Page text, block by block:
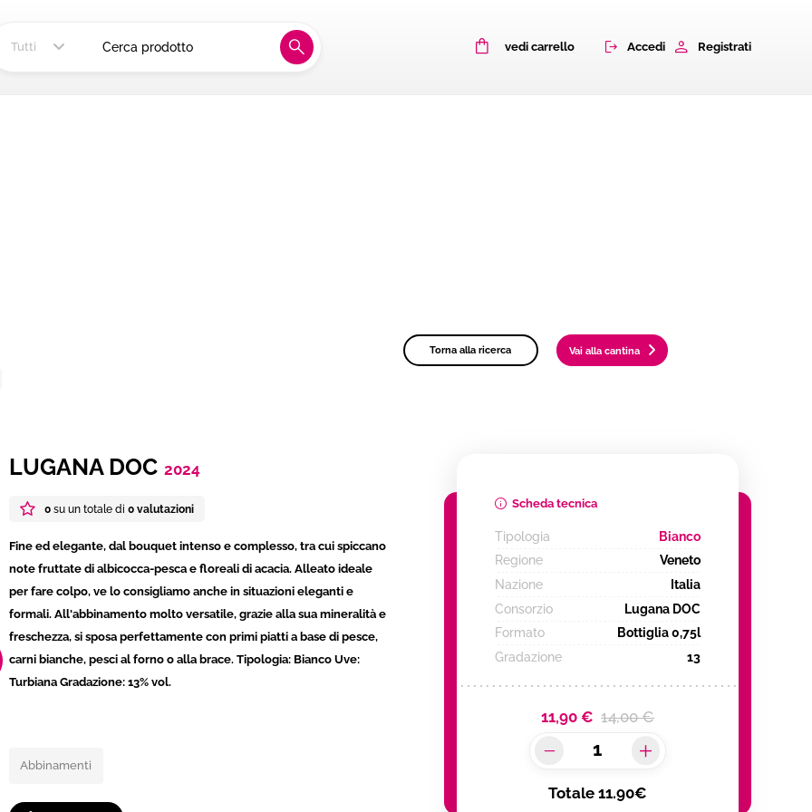
alla tua tavola
Tutti vedi carrello Accedi Registrati
Torna alla ricerca Vai alla cantina
LUGANA DOC 2024
0su un totale di 0 valutazioni
Fine ed elegante, dal bouquet intenso e complesso, tra cui spiccano
note fruttate di albicocca-pesca e floreali di acacia. Alleato ideale
per fare colpo, ve lo consigliamo anche in situazioni eleganti e
formali. All'abbinamento molto versatile, grazie alla sua mineralità e
freschezza, si sposa perfettamente con primi piatti a base di pesce,
carni bianche, pesci al forno o alla brace. Tipologia: Bianco Uve:
Turbiana Gradazione: 13% vol.
Abbinamenti
Scheda tecnica
Tipologia
Bianco
Regione
Veneto
Nazione
Italia
Consorzio
Lugana DOC
Formato
Bottiglia 0,75l
Gradazione
13
11,90 € 14,00 €
Totale 11.90€